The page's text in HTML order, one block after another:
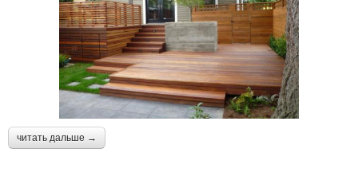
читать дальше →